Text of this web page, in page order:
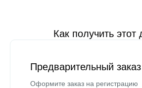
Как получить этот
Предварительный заказ
Оформите заказ на регистрацию